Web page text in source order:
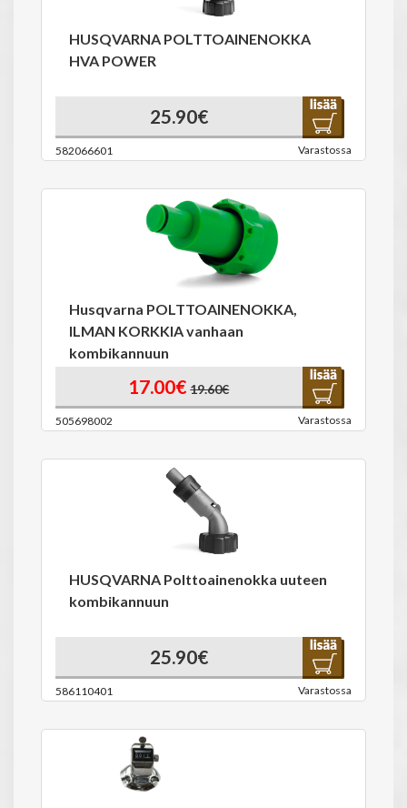
HUSQVARNA POLTTOAINENOKKA
HVA POWER
25.90€
582066601 Varastossa
Husqvarna POLTTOAINENOKKA,
ILMAN KORKKIA vanhaan
kombikannuun
17.00€ 19.60€
505698002 Varastossa
HUSQVARNA Polttoainenokka uuteen
kombikannuun
25.90€
586110401 Varastossa